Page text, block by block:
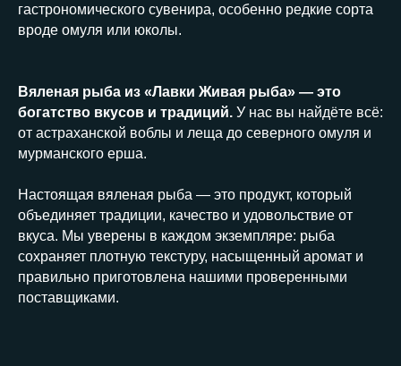
гастрономического сувенира, особенно редкие сорта
вроде омуля или юколы.
Вяленая рыба из «Лавки Живая рыба» — это
богатство вкусов и традиций. У нас вы найдёте всё:
от астраханской воблы и леща до северного омуля и
мурманского ерша.
Настоящая вяленая рыба — это продукт, который
объединяет традиции, качество и удовольствие от
вкуса. Мы уверены в каждом экземпляре: рыба
сохраняет плотную текстуру, насыщенный аромат и
правильно приготовлена нашими проверенными
поставщиками.